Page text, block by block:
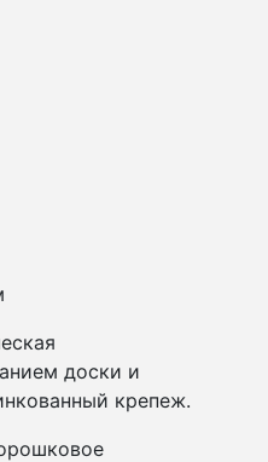
доски и
крепеж.